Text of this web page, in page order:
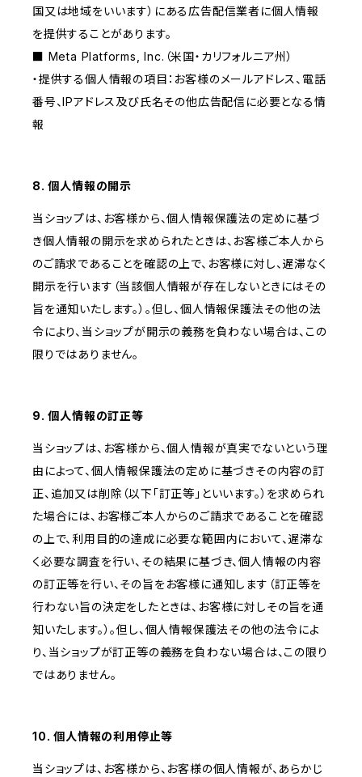
国又は地域をいいます）にある広告配信業者に個人情報
を提供することがあります。
■ Meta Platforms, Inc.（米国・カリフォルニア州）
・提供する個人情報の項目：お客様のメールアドレス、電話
番号、IPアドレス及び氏名その他広告配信に必要となる情
報
8. 個人情報の開示
当ショップは、お客様から、個人情報保護法の定めに基づ
き個人情報の開示を求められたときは、お客様ご本人から
のご請求であることを確認の上で、お客様に対し、遅滞なく
開示を行います（当該個人情報が存在しないときにはその
旨を通知いたします。）。但し、個人情報保護法その他の法
令により、当ショップが開示の義務を負わない場合は、この
限りではありません。
9. 個人情報の訂正等
当ショップは、お客様から、個人情報が真実でないという理
由によって、個人情報保護法の定めに基づきその内容の訂
正、追加又は削除（以下「訂正等」といいます。）を求められ
た場合には、お客様ご本人からのご請求であることを確認
の上で、利用目的の達成に必要な範囲内において、遅滞な
く必要な調査を行い、その結果に基づき、個人情報の内容
の訂正等を行い、その旨をお客様に通知します（訂正等を
行わない旨の決定をしたときは、お客様に対しその旨を通
知いたします。）。但し、個人情報保護法その他の法令によ
り、当ショップが訂正等の義務を負わない場合は、この限り
ではありません。
10. 個人情報の利用停止等
当ショップは、お客様から、お客様の個人情報が、あらかじ